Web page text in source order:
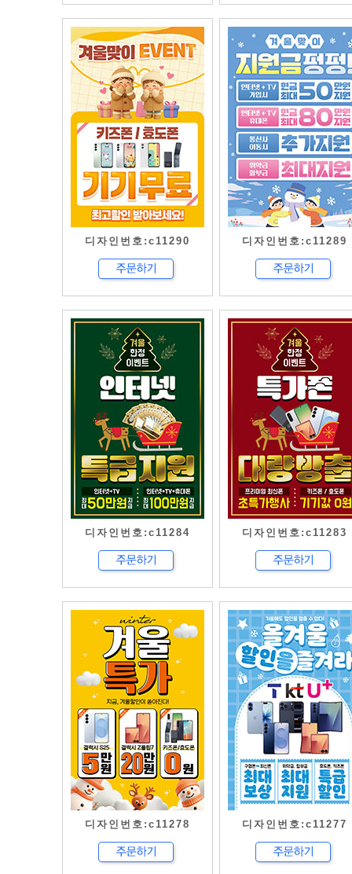
디자인번호:c11290 디자인번호:c11289
디자인번호:c11284 디자인번호:c11283
디자인번호:c11278 디자인번호:c11277